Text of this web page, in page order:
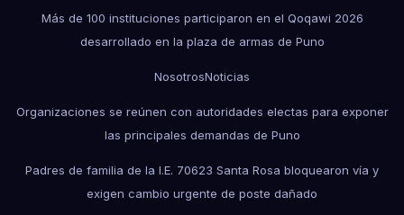
Más de 100 instituciones participaron en el Qoqawi 2026
desarrollado en la plaza de armas de Puno
NosotrosNoticias
Organizaciones se reúnen con autoridades electas para exponer
las principales demandas de Puno
Padres de familia de la I.E. 70623 Santa Rosa bloquearon vía y
exigen cambio urgente de poste dañado